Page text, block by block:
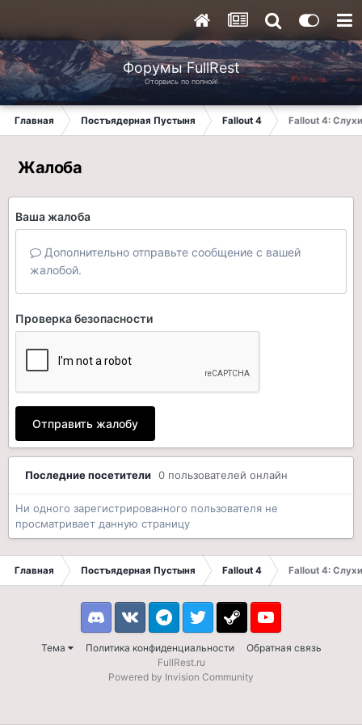
Форумы FullRest
Оторвись по полной!
Главная Постъядерная Пустыня Fallout 4 Fallout 4:
Жалоба
Ваша жалоба
Дополнительно отправьте сообщение с вашей
жалобой.
Проверка безопасности
Отправить жалобу
Последние посетители 0 пользователей онлайн
Ни одного зарегистрированного пользователя не
просматривает данную страницу
Главная Постъядерная Пустыня Fallout 4 Fallout 4:
Тема Политика конфиденциальности Обратная связь
DiscordVK TelegramTwitter Steam Youtube
FullRest.ru
Powered by Invision Community